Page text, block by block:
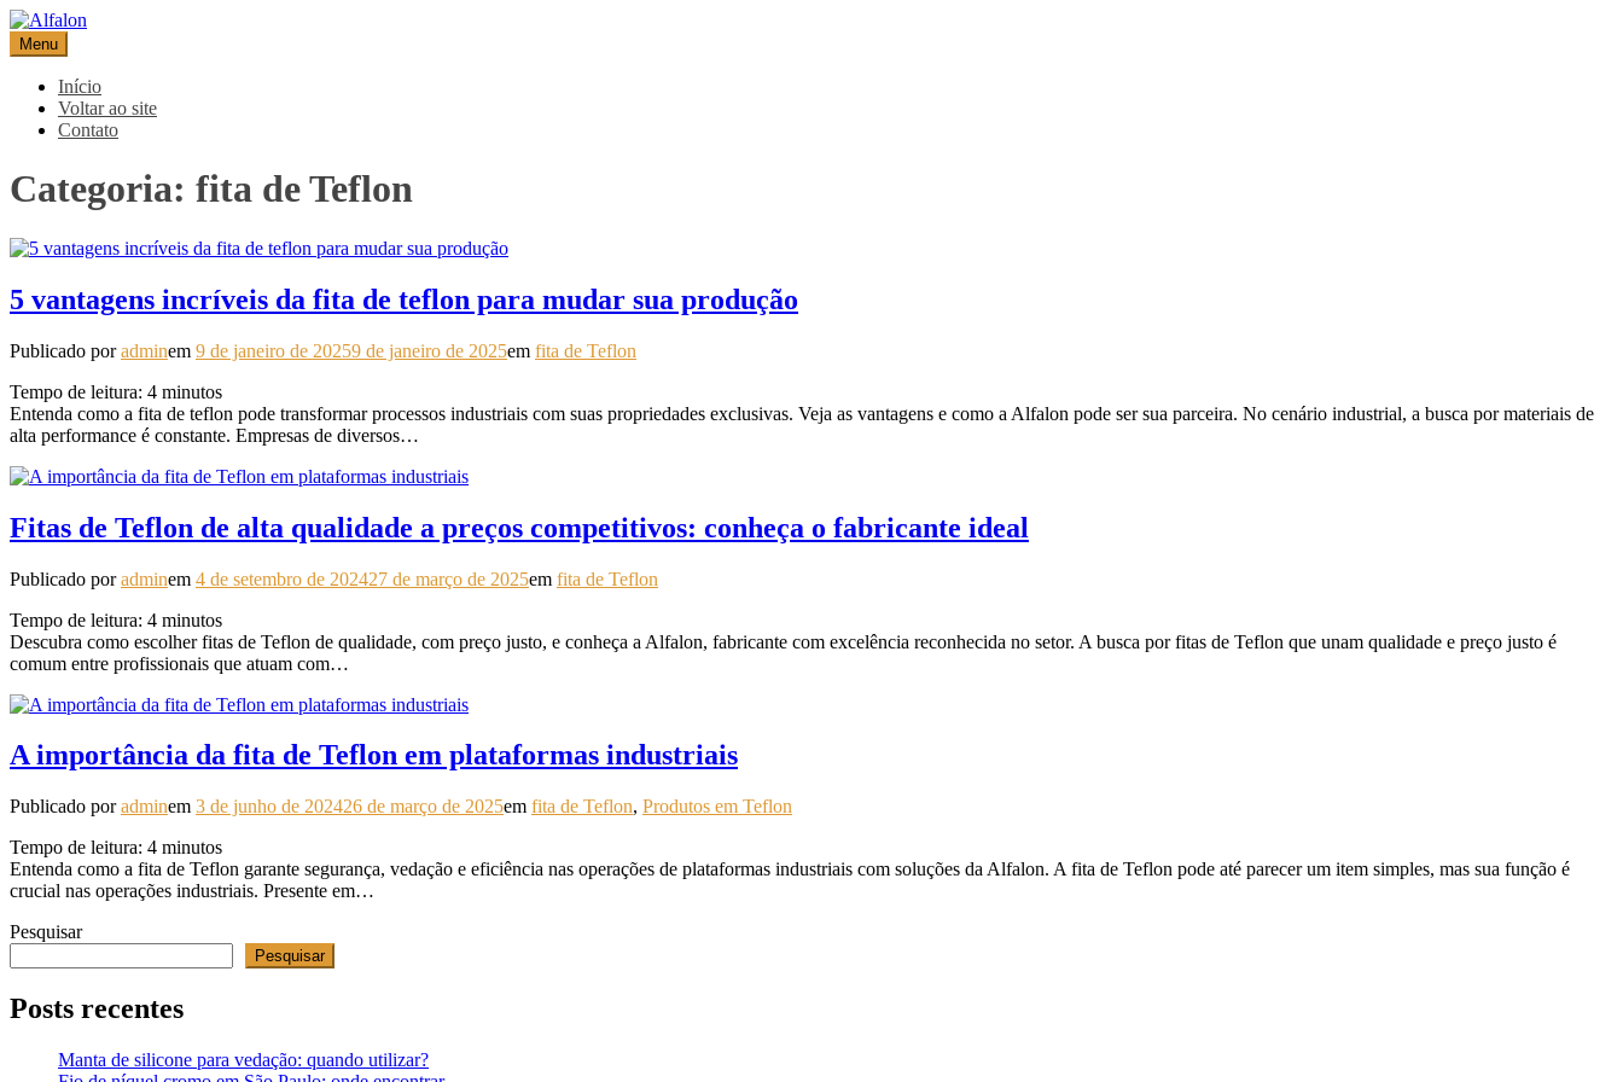
Pular
para
o
conteúdo
Alfalon
comércio e serviços pertinentes aos produtos de embalagens
Menu
Início
Voltar ao site
Contato
Categoria: fita de Teflon
5 vantagens incríveis da fita de teflon para mudar sua produção
Publicado poradminem 9 de janeiro de 20259 de janeiro de 2025em fita de Teflon
Tempo de leitura: 4 minutos
Entenda como a fita de teflon pode transformar processos industriais com suas propriedades exclusivas. Veja as vantagens e como a Alfalon pode ser sua parceira. No cenário industrial, a busca por materiais de
alta performance é constante. Empresas de diversos…
Fitas de Teflon de alta qualidade a preços competitivos: conheça o fabricante ideal
Publicado poradminem 4 de setembro de 202427 de março de 2025em fita de Teflon
Tempo de leitura: 4 minutos
Descubra como escolher fitas de Teflon de qualidade, com preço justo, e conheça a Alfalon, fabricante com excelência reconhecida no setor. A busca por fitas de Teflon que unam qualidade e preço justo é
comum entre profissionais que atuam com…
A importância da fita de Teflon em plataformas industriais
Publicado poradminem 3 de junho de 202426 de março de 2025em fita de Teflon, Produtos em Teflon
Tempo de leitura: 4 minutos
Entenda como a fita de Teflon garante segurança, vedação e eficiência nas operações de plataformas industriais com soluções da Alfalon. A fita de Teflon pode até parecer um item simples, mas sua função é
crucial nas operações industriais. Presente em…
Pesquisar
Pesquisar
Posts recentes
Manta de silicone para vedação: quando utilizar?